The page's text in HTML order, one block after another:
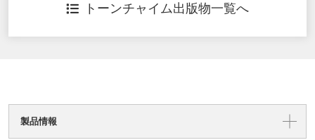
トーンチャイム出版物一覧へ
製品情報